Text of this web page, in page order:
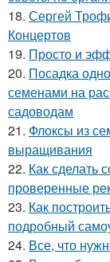
18. Сергей
Концертов
19. Просто и
20. Посадка
семенами на
садоводам
21. Флоксы из
выращивания
22. Как сделать
проверенные
23. Как
подробный
24. Все, что